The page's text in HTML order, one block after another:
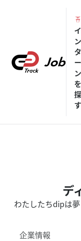
イ
ン
タ
ー
ン
を
探
す
デ
わたしたちdipは
企業情報